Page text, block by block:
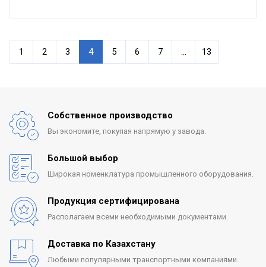
1 2 3 4 5 6 7 ... 13
Собственное производство
Вы экономите, покупая напрямую у завода.
Большой выбор
Широкая номенклатура промышленного оборудования.
Продукция сертифицирована
Располагаем всеми необходимыми документами.
Доставка по Казахстану
Любыми популярными транспортными компаниями.